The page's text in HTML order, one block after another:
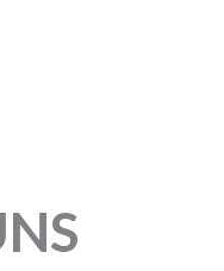
RUNDBALLON | 18″